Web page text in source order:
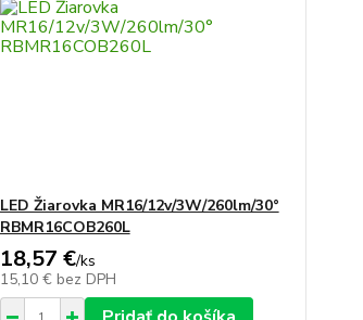
LED Žiarovka MR16/12v/3W/260lm/30°
RBMR16COB260L
18,57 €/ks
15,10 € bez DPH